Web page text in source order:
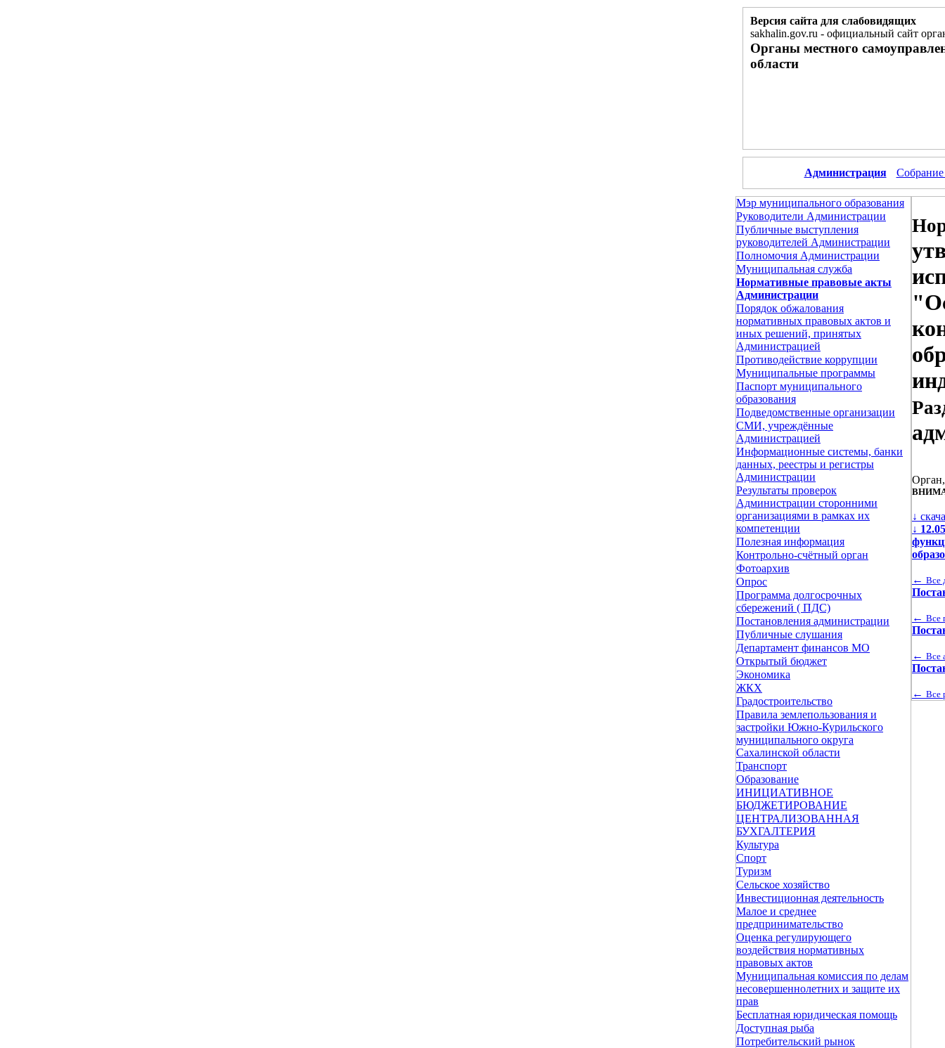
Версия сайта для слабовидящих
sakhalin.gov.ru - официальный сайт
Органы местного
области
Администрация Собрание
Мэр муниципального образования
Руководители Администрации
Публичные выступления
руководителей Администрации
Полномочия Администрации
Муниципальная служба
Нормативные правовые акты
Администрации
Порядок обжалования
нормативных правовых актов и
иных решений, принятых
Администрацией
Противодействие коррупции
Муниципальные программы
Паспорт муниципального
образования
Подведомственные организации
СМИ, учреждённые
Администрацией
Информационные системы, банки
данных, реестры и регистры
Администрации
Результаты проверок
Администрации сторонними
организациями в рамках их
компетенции
Полезная информация
Контрольно-счётный орган
Фотоархив
Опрос
Программа долгосрочных
сбережений ( ПДС)
Постановления администрации
Публичные слушания
Департамент финансов МО
Открытый бюджет
Экономика
ЖКХ
Градостроительство
Правила землепользования и
застройки Южно-Курильского
муниципального округа
Сахалинской области
Транспорт
Образование
ИНИЦИАТИВНОЕ
БЮДЖЕТИРОВАНИЕ
ЦЕНТРАЛИЗОВАННАЯ
БУХГАЛТЕРИЯ
Культура
Спорт
Туризм
Сельское хозяйство
Инвестиционная деятельность
Малое и среднее
предпринимательство
Оценка регулирующего
воздействия нормативных
правовых актов
Муниципальная комиссия по делам
несовершеннолетних и защите их
прав
Бесплатная юридическая помощь
Доступная рыба
Потребительский рынок
↓
↓
← Все
← Все
← Все
← Все